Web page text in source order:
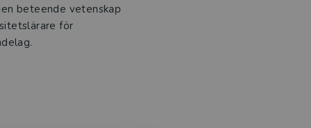
beteende vetenskap
för